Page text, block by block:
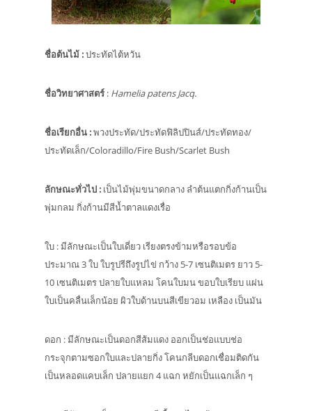
ชื่อต้นไม้ :ประทัดไต้หวัน
ชื่อวิทยาศาสตร์ : Hamelia patens Jacq.
ชื่อเรียกอื่น :พวงประทัด/ประทัดฟิลิปปินส์/ประทัดทอง/
ประทัดเล็ก/Coloradillo/Fire Bush/Scarlet Bush
ลักษณะทั่วไป : เป็นไม้พุ่มขนาดกลาง ลำต้นแตกกิ่งก้านเป็น
พุ่มกลม กิ่งก้านมีสีน้ำตาลแดงเรื่อ
ใบ : มีลักษณะเป็นใบเดี่ยว เรียงตรงข้ามหรือรอบข้อ
ประมาณ 3 ใบ ใบรูปรีถึงรูปไข่ กว้าง 5-7 เซนติเมตร ยาว 5-
10 เซนติเมตร ปลายใบแหลม โคนใบมน ขอบใบเรียบ แผ่น
ใบเป็นคลื่นเล็กน้อย ผิวใบด้านบนสีเขียวอม เหลือง เป็นมัน
ดอก : มีลักษณะเป็นดอกสีส้มแดง ออกเป็นช่อแบบช่อ
กระจุกตามซอกใบและปลายกิ่ง โคนกลีบดอกเชื่อมติดกัน
เป็นหลอดแคบเล็ก ปลายแยก 4 แฉก หยักเป็นแฉกเล็ก ๆ